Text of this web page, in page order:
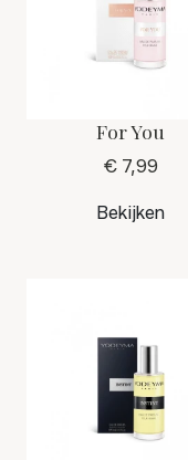
For You
€ 7,99
Bekijken